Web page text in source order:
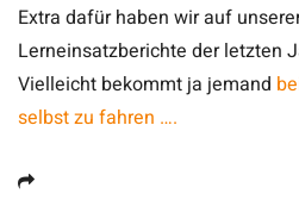
Extra dafür haben wir auf
Lerneinsatzberichte der letzten
Vielleicht bekommt ja jemand
selbst zu fahren ….